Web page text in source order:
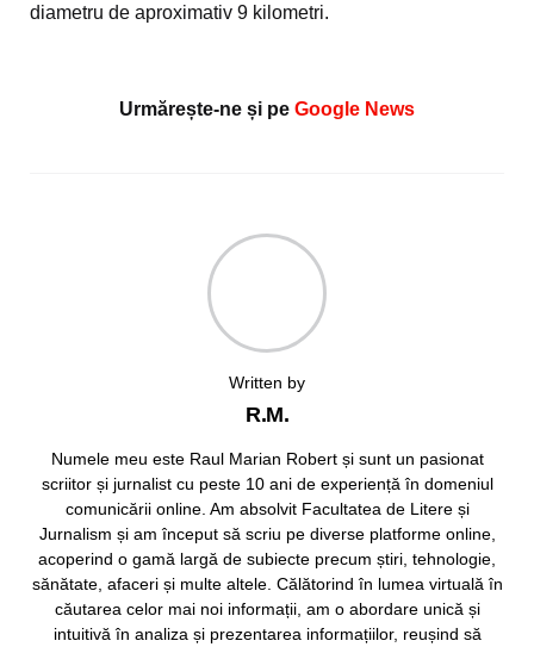
diametru de aproximativ 9 kilometri.
Urmărește-ne și pe Google News
Written by
R.M.
Numele meu este Raul Marian Robert și sunt un pasionat
scriitor și jurnalist cu peste 10 ani de experiență în domeniul
comunicării online. Am absolvit Facultatea de Litere și
Jurnalism și am început să scriu pe diverse platforme online,
acoperind o gamă largă de subiecte precum știri, tehnologie,
sănătate, afaceri și multe altele. Călătorind în lumea virtuală în
căutarea celor mai noi informații, am o abordare unică și
intuitivă în analiza și prezentarea informațiilor, reușind să